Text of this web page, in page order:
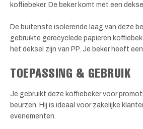
koffiebeker. De beker komt met een deksel.
De buitenste isolerende laag van deze
gebruikte gerecyclede papieren
het deksel zijn van PP. Je beker heeft
TOEPASSING & GEBRUIK
Je gebruikt deze koffiebeker voor
beurzen. Hij is ideaal voor zakelijke
evenementen.